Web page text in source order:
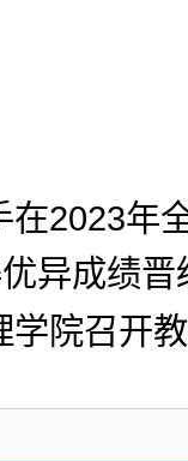
在2023年
异成绩晋
学院召开